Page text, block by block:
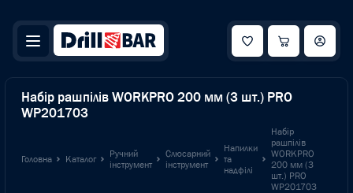
Набір рашпілів WORKPRO 200 мм (3 шт.) PRO
WP201703
Головна Каталог
Ручний
інструмент
Слюсарний
інструмент
Напилки
та
надфілі
Набір
рашпілів
WORKPRO
200 мм (3
шт.) PRO
WP201703